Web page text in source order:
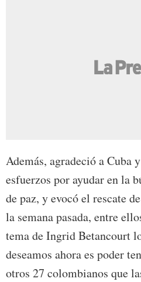
Además, agradeció a Cuba
esfuerzos por ayudar en la
de paz, y evocó el rescate
la semana pasada, entre
tema de Ingrid Betancourt
deseamos ahora es poder
otros 27 colombianos que